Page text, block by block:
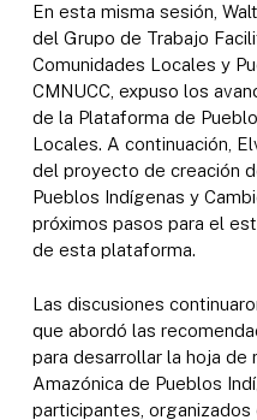
En esta misma sesión,
del Grupo de Trabajo
Comunidades Locales y
CMNUCC, expuso los
de la Plataforma de
Locales. A continuación,
del proyecto de creación
Pueblos Indígenas y
próximos pasos para el
de esta plataforma.
Las discusiones
que abordó las
para desarrollar la hoja de
Amazónica de Pueblos
participantes, organizados